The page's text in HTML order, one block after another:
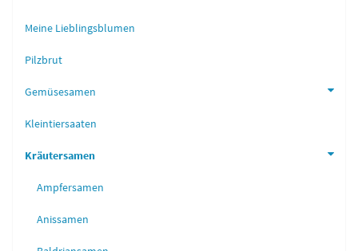
Meine Lieblingsblumen
Pilzbrut
Gemüsesamen
Kleintiersaaten
Kräutersamen
Ampfersamen
Anissamen